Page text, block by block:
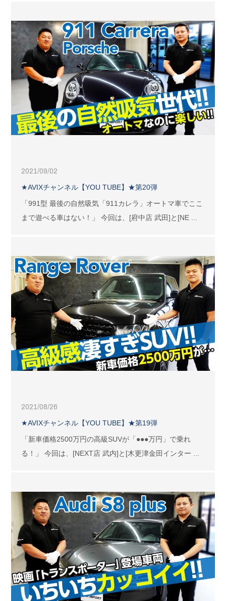
2021/09/02
★AVIXチャンネル【YOU TUBE】★第20弾
「991型 最後の自然吸気「911カレラ」オートマ車でここ
まで遊べる車はない！」 今回は、[府中店 武田]と[NE ...
2021/08/26
★AVIXチャンネル【YOU TUBE】★第19弾
「新車価格2500万円の高級SUVが「●●●万円」で乗れ
る！」 今回は、[NEXT店 武内]と[木更津金田インター ...